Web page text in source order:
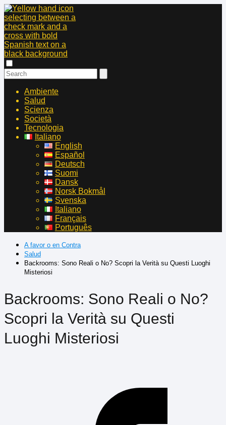
Ambiente
Salud
Scienza
Società
Tecnologia
Italiano
English
Español
Deutsch
Suomi
Dansk
Norsk Bokmål
Svenska
Italiano
Français
Português
A favor o en Contra
Salud
Backrooms: Sono Reali o No? Scopri la Verità su Questi Luoghi
Misteriosi
Backrooms: Sono Reali o No?
Scopri la Verità su Questi
Luoghi Misteriosi